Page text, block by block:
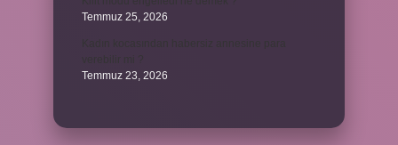
Temmuz 25, 2026
Temmuz 23, 2026